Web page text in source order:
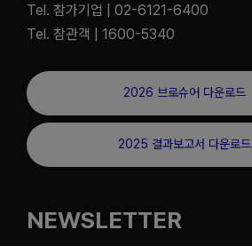
Tel. 참가기업 | 02-6121-6400
Tel. 참관객 | 1600-5340
2026 브로슈어 다운로드
2025 결과보고서 다운로드
NEWSLETTER